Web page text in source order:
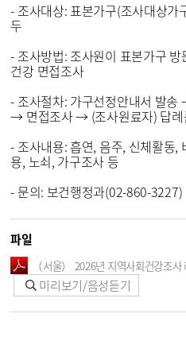
- 조사대상: 표본가구(조사대상가
두
- 조사방법: 조사원이 표본가구
건강 면접조사
- 조사절차: 가구선정안내서 발송
→ 면접조사→ (조사원료자) 답례
- 조사내용: 흡연, 음주, 신체활동,
용, 노쇠, 가구조사 등
- 문의: 보건행정과(02-860-3227)
파일
（서울） 2026년 지역사회건강조
미리보기/음성듣기